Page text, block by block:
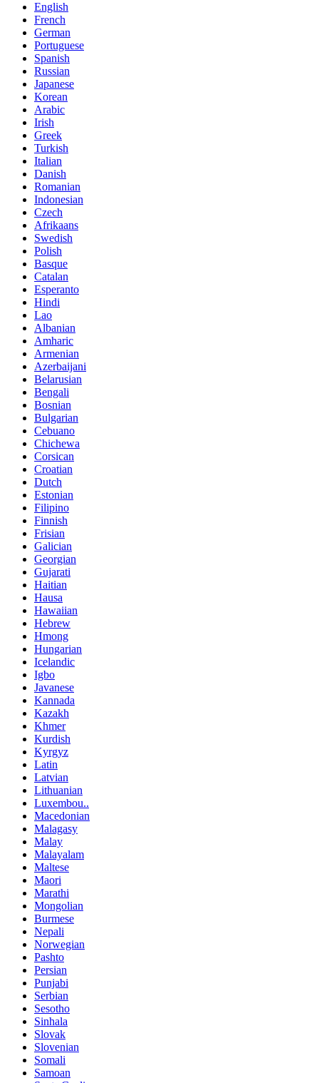
English
French
German
Portuguese
Spanish
Russian
Japanese
Korean
Arabic
Irish
Greek
Turkish
Italian
Danish
Romanian
Indonesian
Czech
Afrikaans
Swedish
Polish
Basque
Catalan
Esperanto
Hindi
Lao
Albanian
Amharic
Armenian
Azerbaijani
Belarusian
Bengali
Bosnian
Bulgarian
Cebuano
Chichewa
Corsican
Croatian
Dutch
Estonian
Filipino
Finnish
Frisian
Galician
Georgian
Gujarati
Haitian
Hausa
Hawaiian
Hebrew
Hmong
Hungarian
Icelandic
Igbo
Javanese
Kannada
Kazakh
Khmer
Kurdish
Kyrgyz
Latin
Latvian
Lithuanian
Luxembou..
Macedonian
Malagasy
Malay
Malayalam
Maltese
Maori
Marathi
Mongolian
Burmese
Nepali
Norwegian
Pashto
Persian
Punjabi
Serbian
Sesotho
Sinhala
Slovak
Slovenian
Somali
Samoan